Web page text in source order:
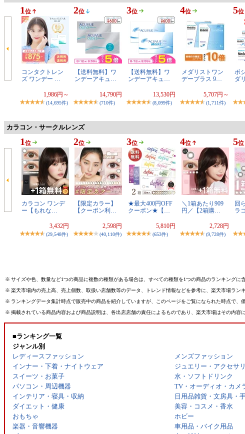
1 位
コンタクトレン
ズ ワンデー …
1,986円～
(14,695件)
2位
【送料無料】ワ
ンデーアキュ…
14,790円
(710件)
3位
【送料無料】ワ
ンデーアキュ…
13,530円
(8,099件)
4位
メダリストワン
デープラス 9…
5,707円～
(1,711件)
5位
ボ
ダ
カラコン・サークルレンズ
1 位
カラコン ワンデ
ー【もれな…
3,432円
(29,548件)
2位
【限定カラー】
【クーポン利…
2,598円
(40,110件)
3位
★最大400円OFF
クーポン★【…
5,810円
(653件)
4位
＼1箱あたり909
円／【2箱購…
2,728円
(9,728件)
5位
回
ラ
※ サイズや色、数量など1つの商品に複数の種類がある場合は、すべての種類を1つの商品のランキング
※ 楽天市場内の売上高、売上個数、取扱い店舗数等のデータ、トレンド情報などを参考に、楽天市場ラ
※ ランキングデータ集計時点で販売中の商品を紹介していますが、このページをご覧になられた時点で
※ 掲載されている商品内容および商品説明は、各出店店舗の責任によるものであり、楽天市場はその内容
■ランキング一覧
ジャンル別
レディースファッション
メンズファッション
インナー・下着・ナイトウェア
ジュエリー・アクセサ
スイーツ・お菓子
水・ソフトドリンク
パソコン・周辺機器
TV・オーディオ・カメ
インテリア・寝具・収納
日用品雑貨・文房具・
ダイエット・健康
美容・コスメ・香水
おもちゃ
ホビー
楽器・音響機器
車用品・バイク用品